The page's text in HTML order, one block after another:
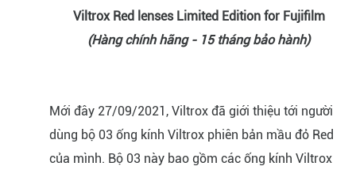
Viltrox Red lenses Limited Edition for Fujifilm
(Hàng chính hãng - 15 tháng bảo hành)
Mới đây 27/09/2021, Viltrox đã giới thiệu tới người
dùng bộ 03 ống kính Viltrox phiên bản mầu đỏ Red
của mình. Bộ 03 này bao gồm các ống kính Viltrox